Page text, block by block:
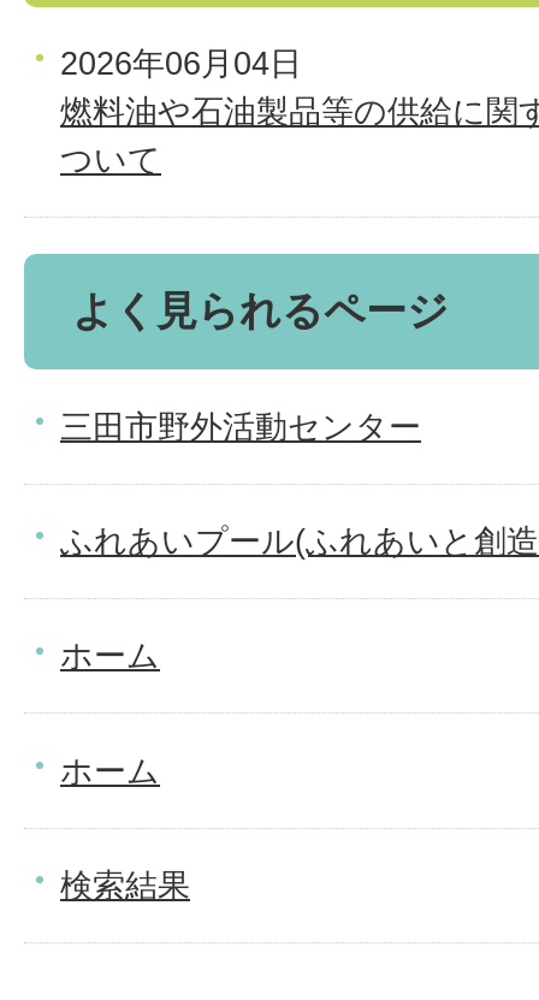
2026年06月04日
燃料油や石油製品等の供給に関
ついて
よく見られるページ
三田市野外活動センター
ふれあいプール(ふれあいと創
ホーム
ホーム
検索結果